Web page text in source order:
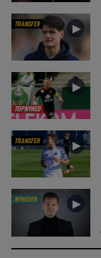
TRANSFER ►
TOPNYHED
►
TRANSFER ►
NYHEDER ►